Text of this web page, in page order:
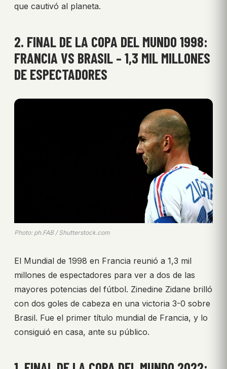
que cautivó al planeta.
2. FINAL DE LA COPA DEL MUNDO 1998:
FRANCIA VS BRASIL – 1,3 MIL MILLONES
DE ESPECTADORES
Photo: ph.FAB / Shutterstock.com
El Mundial de 1998 en Francia reunió a 1,3 mil
millones de espectadores para ver a dos de las
mayores potencias del fútbol. Zinedine Zidane brilló
con dos goles de cabeza en una victoria 3-0 sobre
Brasil. Fue el primer título mundial de Francia, y lo
consiguió en casa, ante su público.